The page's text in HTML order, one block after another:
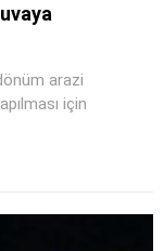
arazi
için